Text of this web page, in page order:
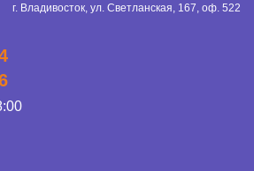
г. Владивосток, ул. Светланская, 167, оф. 522